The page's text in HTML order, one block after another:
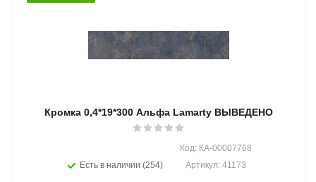
Кромка 0,4*19*300 Альфа Lamarty ВЫВЕДЕНО
Есть в наличии (254)
Код: КА-00007768
Артикул: 41173